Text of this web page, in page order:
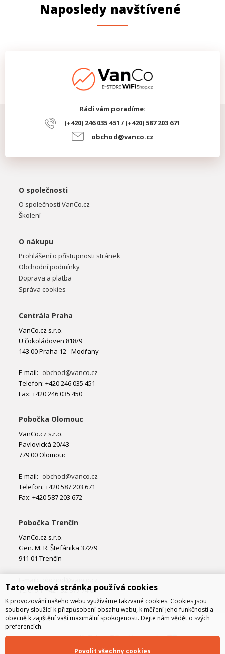
Naposledy navštívené
Rádi vám poradíme:
(+420) 246 035 451 / (+420) 587 203 671
obchod@vanco.cz
O společnosti
O společnosti VanCo.cz
Školení
O nákupu
Prohlášení o přístupnosti stránek
Obchodní podmínky
Doprava a platba
Správa cookies
Centrála Praha
VanCo.cz s.r.o.
U čokoládoven 818/9
143 00 Praha 12 - Modřany
E-mail: obchod@vanco.cz
Telefon: +420 246 035 451
Fax: +420 246 035 450
Pobočka Olomouc
VanCo.cz s.r.o.
Pavlovická 20/43
779 00 Olomouc
E-mail: obchod@vanco.cz
Telefon: +420 587 203 671
Fax: +420 587 203 672
Pobočka Trenčín
VanCo.cz s.r.o.
Gen. M. R. Štefánika 372/9
911 01 Trenčín
Telefon: +421 32 877 74 02
Tato webová stránka používá cookies
K provozování našeho webu využíváme takzvané cookies. Cookies jsou
soubory sloužící k přizpůsobení obsahu webu, k měření jeho funkčnosti a
obecně k zajištění vaší maximální spokojenosti. Dejte nám vědět o svých
preferencích.
Povolit všechny cookies